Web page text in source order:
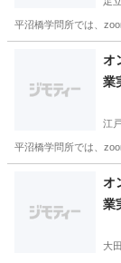
平沼橋学問所では、
オ
業
江
平沼橋学問所では、
オ
業
大